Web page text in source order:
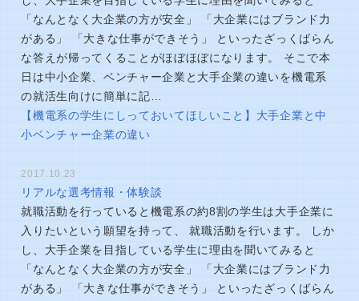
「なんとなく大企業の方が安全」 「大企業にはブランド力
がある」 「大きな仕事ができそう」 といったざっくばらん
な答えが帰ってくることがほぼほぼになります。 そこで本
日は中小企業、ベンチャー企業と大手企業の違いを機電系
の就活生向けに簡単に記…
【機電系の学生にしっておいてほしいこと】大手企業と中
小ベンチャー企業の違い
2017.10.23
リアルな選考情報・体験談
就職活動を行っていると機電系の約8割の学生は大手企業に
入りたいという願望を持って、 就職活動を行います。 しか
し、大手企業を目指している学生に理由を聞いてみると
「なんとなく大企業の方が安全」 「大企業にはブランド力
がある」 「大きな仕事ができそう」 といったざっくばらん